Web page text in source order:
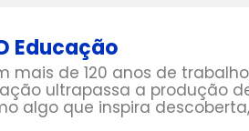
Educação
mais de 120 anos de
ultrapassa a produção
algo que inspira